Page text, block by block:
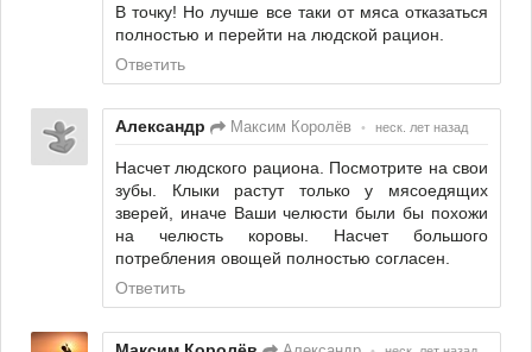
В точку! Но лучше все таки от мяса отказаться
полностью и перейти на людской рацион.
Ответить
Александр Максим Королёв • неск. лет назад
Насчет людского рациона. Посмотрите на свои
зубы. Клыки растут только у мясоедящих
зверей, иначе Ваши челюсти были бы похожи
на челюсть коровы. Насчет большого
потребления овощей полностью согласен.
Ответить